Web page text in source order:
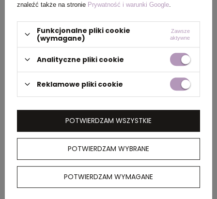
PAKOWANIE
Wymiary
kartonu
zewnętrznego
50 x 42 x 25 cm
Waga
zewnętrznego
12 kg
OPIS
znaleźć także na stronie Prywatność i warunki Google
Funkcjonalne pliki cookie
(wymagane)
Zawsze
aktywne
Analityczne pliki cookie
Reklamowe pliki cookie
POTWIERDZAM WYBRANE
POTWIERDZAM WYMAGANE
POTWIERDZAM WSZYSTKIE